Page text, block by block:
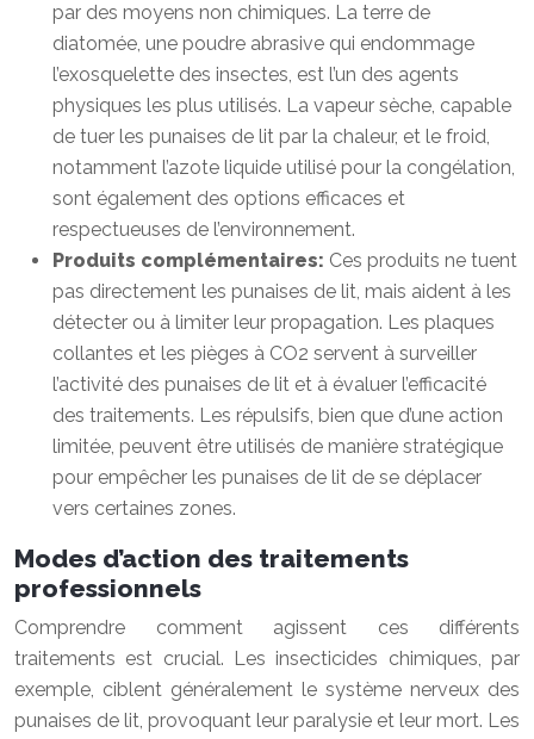
par des moyens non chimiques. La terre de
diatomée, une poudre abrasive qui endommage
l’exosquelette des insectes, est l’un des agents
physiques les plus utilisés. La vapeur sèche, capable
de tuer les punaises de lit par la chaleur, et le froid,
notamment l’azote liquide utilisé pour la congélation,
sont également des options efficaces et
respectueuses de l’environnement.
Produits complémentaires: Ces produits ne tuent
pas directement les punaises de lit, mais aident à les
détecter ou à limiter leur propagation. Les plaques
collantes et les pièges à CO2 servent à surveiller
l’activité des punaises de lit et à évaluer l’efficacité
des traitements. Les répulsifs, bien que d’une action
limitée, peuvent être utilisés de manière stratégique
pour empêcher les punaises de lit de se déplacer
vers certaines zones.
Modes d’action des traitements
professionnels
Comprendre comment agissent ces différents
traitements est crucial. Les insecticides chimiques, par
exemple, ciblent généralement le système nerveux des
punaises de lit, provoquant leur paralysie et leur mort. Les